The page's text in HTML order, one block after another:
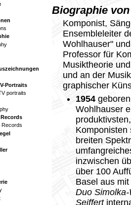
Portraits
portraits
Records
Biographie
Komponist,
Ensembleleiter
Wohlhauser"
Professor für
Musiktheorie
und an der
graphischer
1954
Wohlhauser
Komponisten
breiten
inzwischen
über 100
Basel aus
Duo
Seiffert